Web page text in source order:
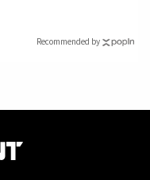
Recommended by